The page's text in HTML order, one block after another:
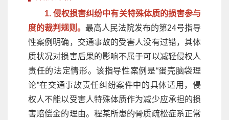
1. 侵权损害纠纷中有关特殊体质的损害参与
度的裁判规则。 最高人民法院发布的第24号指导
性案例明确，交通事故的受害人没有过错，其体
质状况对损害后果的影响不属于可以减轻侵权人
责任的法定情形。该指导性案例是“蛋壳脑袋理
论”在交通事故责任纠纷案件中的具体适用，侵
权人不能以受害人特殊体质作为减少应承担的损
害赔偿金的理由。程某所患的骨质疏松症系正常